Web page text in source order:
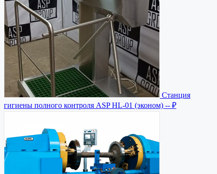
Станция
гигиены полного контроля ASP HL-01 (эконом) -- ₽